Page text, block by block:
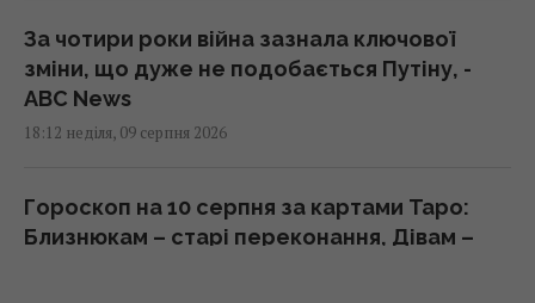
За чотири роки війна зазнала ключової
зміни, що дуже не подобається Путіну, -
ABC News
18:12 неділя, 09 серпня 2026
Гороскоп на 10 серпня за картами Таро:
Близнюкам – старі переконання, Дівам –